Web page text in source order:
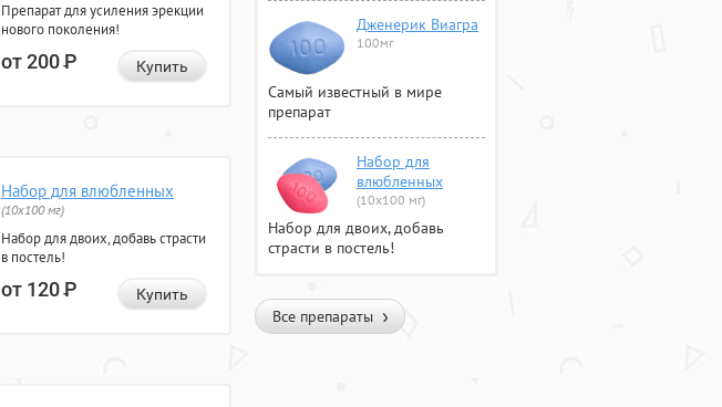
Препарат для усиления эрекции
нового поколения!
от 200Р Купить
Набор для влюбленных
(10х100 мг)
Набор для двоих, добавь страсти
в постель!
от 120Р Купить
Дженерик Виагра
100мг
Самый известный в мире
препарат
Набор для
влюбленных
(10х100 мг)
Набор для двоих, добавь
страсти в постель!
Все препараты